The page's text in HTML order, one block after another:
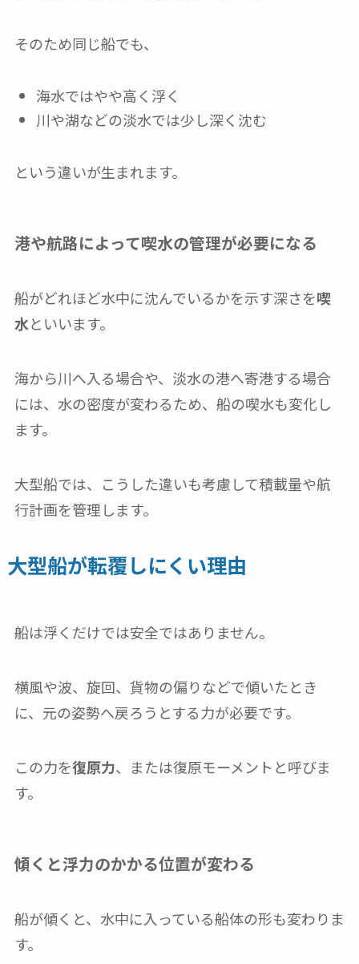
そのため同じ船でも、
海水ではやや高く浮く
川や湖などの淡水では少し深く沈む
という違いが生まれます。
港や航路によって喫水の管理が必要になる
船がどれほど水中に沈んでいるかを示す深さを喫
水といいます。
海から川へ入る場合や、淡水の港へ寄港する場合
には、水の密度が変わるため、船の喫水も変化し
ます。
大型船では、こうした違いも考慮して積載量や航
行計画を管理します。
大型船が転覆しにくい理由
船は浮くだけでは安全ではありません。
横風や波、旋回、貨物の偏りなどで傾いたとき
に、元の姿勢へ戻ろうとする力が必要です。
この力を復原力、または復原モーメントと呼びま
す。
傾くと浮力のかかる位置が変わる
船が傾くと、水中に入っている船体の形も変わりま
す。